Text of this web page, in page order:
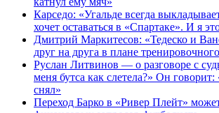
Карседо: «Угальде всегда
хочет оставаться в «Спартаке». И я
Дмитрий Маркитесов: «Тедеско и
друг на друга в плане
Руслан Литвинов — о разговоре с
меня бутса как слетела?» Он
снял»
Переход Барко в «Ривер Плейт» может